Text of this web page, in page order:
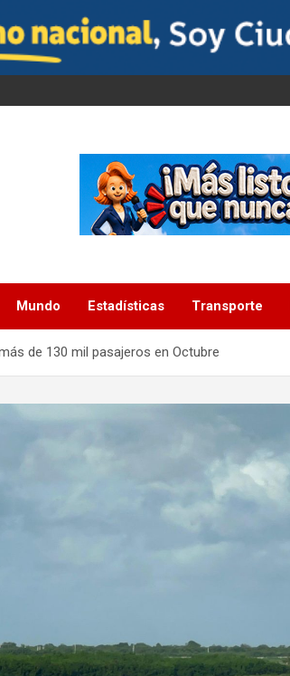
Mundo Estadísticas Transporte
de 130 mil pasajeros en Octubre